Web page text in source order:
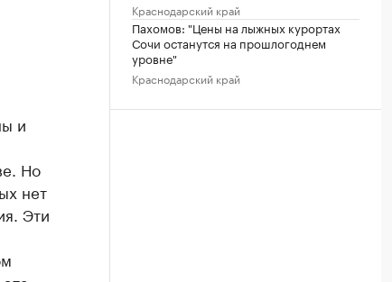
и
Но
нет
Эти
Краснодарский край
Пахомов: "Цены на лыжных курортах
Сочи останутся на прошлогоднем
уровне"
Краснодарский край